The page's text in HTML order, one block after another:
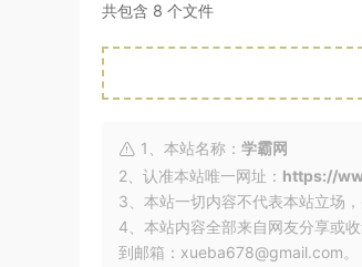
共包含 8 个文件
1、本站名称： 学霸网
2、认准本站唯一网址： https://
3、本站一切内容不代表本站立场
4、本站内容全部来自网友分享或
到邮箱：xueba678@gmail.com。